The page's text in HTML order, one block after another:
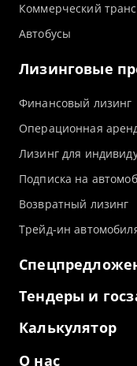
Коммерческий
Автобусы
Лизинговые
Финансовый лизинг
Операционная
Лизинг для
Подписка на
Возвратный лизинг
Трейд-ин
Тендеры и
Калькулятор
О нас